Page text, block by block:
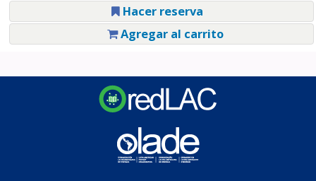
Hacer reserva
Agregar al carrito